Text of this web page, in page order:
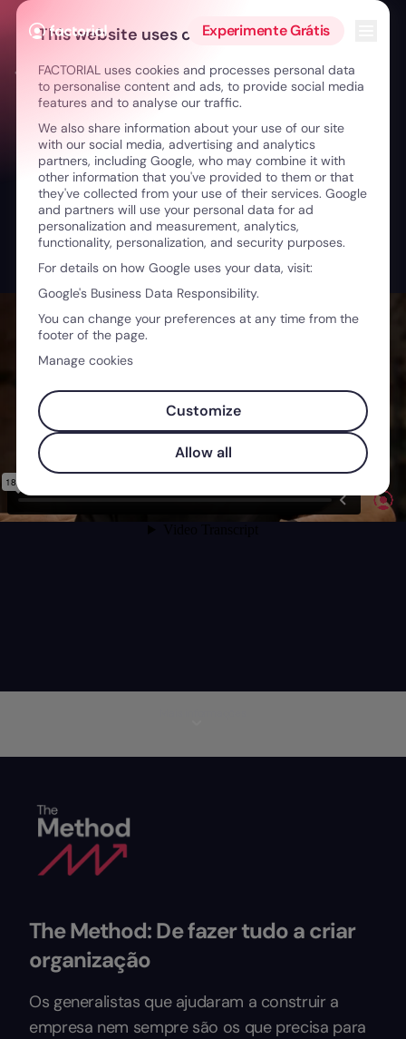
Ir para o conteúdo
Experimente Grátis
← The Method
The Method: De fazer tudo a criar
organização
Os generalistas que ajudaram a construir a
empresa nem sempre são os que precisa para
This website uses cookies
FACTORIAL uses cookies and processes personal data
to personalise content and ads, to provide social media
features and to analyse our traffic.
We also share information about your use of our site
with our social media, advertising and analytics
partners, including Google, who may combine it with
other information that you've provided to them or that
they've collected from your use of their services. Google
and partners will use your personal data for ad
personalization and measurement, analytics,
functionality, personalization, and security purposes.
For details on how Google uses your data, visit:
Google's Business Data Responsibility.
You can change your preferences at any time from the
footer of the page.
Manage cookies
Customize
Allow all